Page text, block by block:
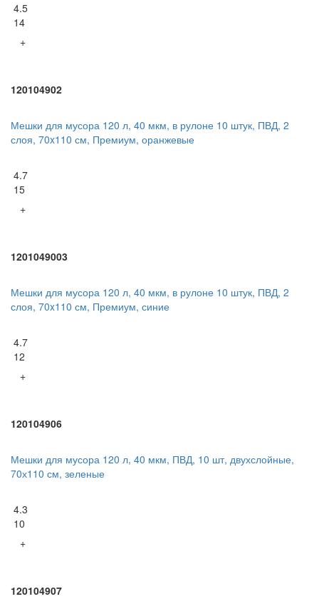
4.5
14
+
120104902
Мешки для мусора 120 л, 40 мкм, в рулоне 10 штук, ПВД, 2
слоя, 70x110 см, Премиум, оранжевые
4.7
15
+
1201049003
Мешки для мусора 120 л, 40 мкм, в рулоне 10 штук, ПВД, 2
слоя, 70x110 см, Премиум, синие
4.7
12
+
120104906
Мешки для мусора 120 л, 40 мкм, ПВД, 10 шт, двухслойные,
70х110 см, зеленые
4.3
10
+
120104907